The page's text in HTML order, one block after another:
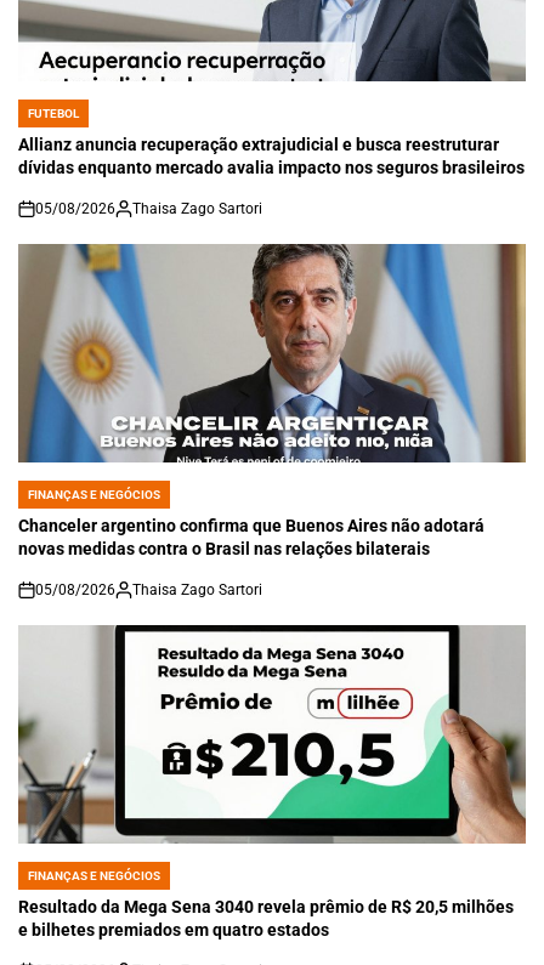
POSTED
IN
FUTEBOL
Allianz anuncia recuperação extrajudicial e busca reestruturar
dívidas enquanto mercado avalia impacto nos seguros brasileiros
on
05/08/2026 Thaisa Zago Sartori
POSTED
IN
FINANÇAS E NEGÓCIOS
Chanceler argentino confirma que Buenos Aires não adotará
novas medidas contra o Brasil nas relações bilaterais
on
05/08/2026 Thaisa Zago Sartori
POSTED
IN
FINANÇAS E NEGÓCIOS
Resultado da Mega Sena 3040 revela prêmio de R$ 20,5 milhões
e bilhetes premiados em quatro estados